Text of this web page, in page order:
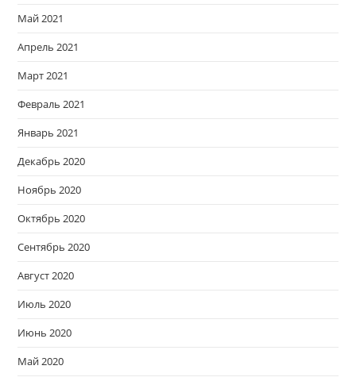
Май 2021
Апрель 2021
Март 2021
Февраль 2021
Январь 2021
Декабрь 2020
Ноябрь 2020
Октябрь 2020
Сентябрь 2020
Август 2020
Июль 2020
Июнь 2020
Май 2020